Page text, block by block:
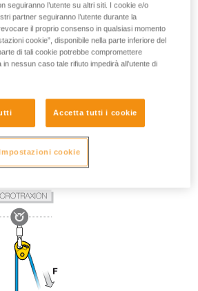
seguiranno l’utente su altri siti. I cookie e/o
partner seguiranno l’utente durante la
il proprio consenso in qualsiasi momento
cookie”, disponibile nella parte inferiore del
di tali cookie potrebbe compromettere
in nessun caso tale rifiuto impedirà all’utente di
Accetta tutti i cookie
Impostazioni cookie